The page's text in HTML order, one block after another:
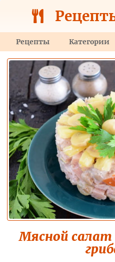
Рецепты Категории
Мясной салат